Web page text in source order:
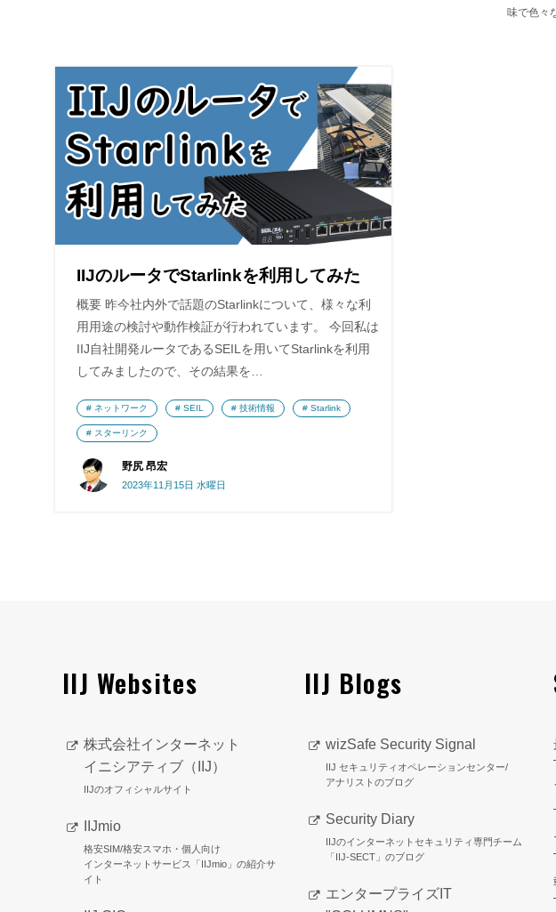
味で色々
IIJのルータでStarlinkを利用してみた
概要 昨今社内外で話題のStarlinkについて、様々な利
用用途の検討や動作検証が行われています。 今回私は
IIJ自社開発ルータであるSEILを用いてStarlinkを利用
してみましたので、その結果を…
野尻 昂宏
2023年11月15日 水曜日
ネットワーク SEIL 技術情報 Starlink
スターリンク
IIJ Websites
株式会社インターネット
イニシアティブ（IIJ）
IIJのオフィシャルサイト
IIJmio
格安SIM/格安スマホ・個人向け
インターネットサービス「IIJmio」の紹介サ
イト
IIJ Blogs
wizSafe Security Signal
IIJ セキュリティオペレーションセンター/
アナリストのブログ
Security Diary
IIJのインターネットセキュリティ専門チーム
「IIJ-SECT」のブログ
エンタープライズIT